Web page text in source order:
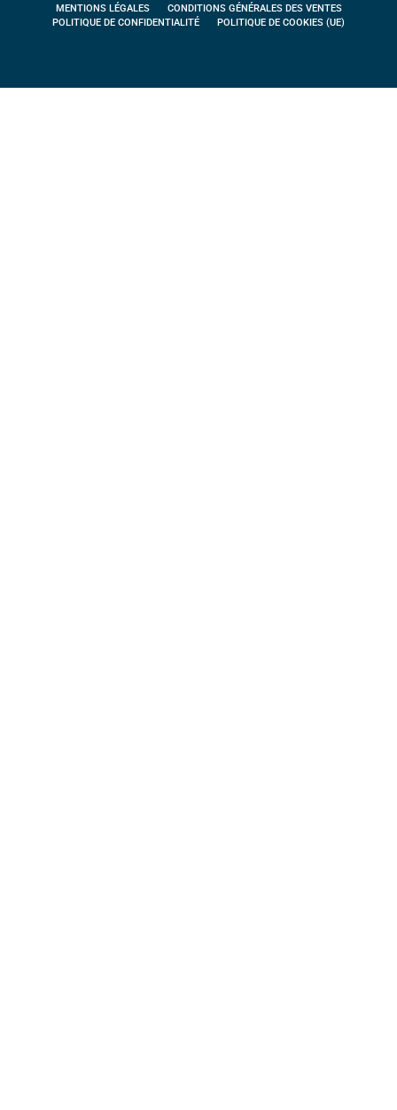
MENTIONS LÉGALES
CONDITIONS GÉNÉRALES DES VENTES
POLITIQUE DE CONFIDENTIALITÉ
POLITIQUE DE COOKIES (UE)